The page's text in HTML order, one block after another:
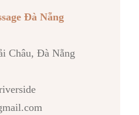
Đà Nẵng
Châu, Đà Nẵng